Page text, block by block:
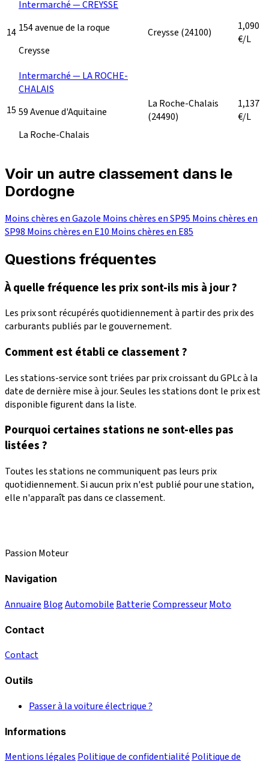
14
Intermarché — CREYSSE
154 avenue de la roque
Creysse
Creysse (24100)
1,090
€/L
15
Intermarché — LA ROCHE-
CHALAIS
59 Avenue d'Aquitaine
La Roche-Chalais
La Roche-Chalais
(24490)
1,137
€/L
Voir un autre classement dans le
Dordogne
Moins chères en Gazole Moins chères en SP95 Moins chères en
SP98 Moins chères en E10 Moins chères en E85
Questions fréquentes
À quelle fréquence les prix sont-ils mis à jour ?
Les prix sont récupérés quotidiennement à partir des prix des
carburants publiés par le gouvernement.
Comment est établi ce classement ?
Les stations-service sont triées par prix croissant du GPLc à la
date de dernière mise à jour. Seules les stations dont le prix est
disponible figurent dans la liste.
Pourquoi certaines stations ne sont-elles pas
listées ?
Toutes les stations ne communiquent pas leurs prix
quotidiennement. Si aucun prix n'est publié pour une station,
elle n'apparaît pas dans ce classement.
Passion Moteur
Navigation
Annuaire BlogAutomobile BatterieCompresseurMoto
Contact
Contact
Outils
Passer à la voiture électrique ?
Informations
Mentions légales Politique de confidentialité Politique de